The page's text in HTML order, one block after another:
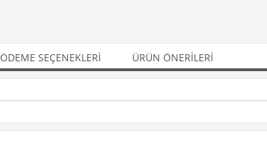
ÖDEME SEÇENEKLERI ÜRÜN ÖNERILERI